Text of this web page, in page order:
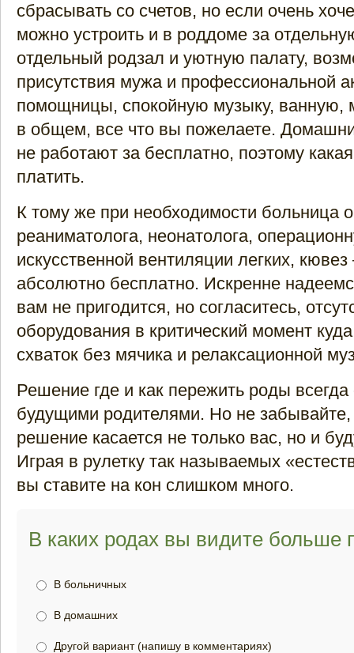
сбрасывать со счетов, но если очень
можно устроить и в роддоме за
отдельный родзал и уютную палату,
присутствия мужа и профессиональной
помощницы, спокойную музыку, ванную,
в общем, все что вы пожелаете.
не работают за бесплатно, поэтому
платить.
К тому же при необходимости больница
реаниматолога, неонатолога,
искусственной вентиляции легких, кювез
абсолютно бесплатно. Искренне
вам не пригодится, но согласитесь,
оборудования в критический момент
схваток без мячика и релаксационной
Решение где и как пережить роды всегда
будущими родителями. Но не забывайте,
решение касается не только вас, но и
Играя в рулетку так называемых
вы ставите на кон слишком много.
В каких родах вы видите больше
В больничных
В домашних
Другой вариант (напишу в комментариях)